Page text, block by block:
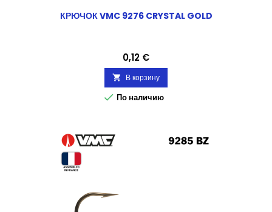
КРЮЧОК VMC 9276 CRYSTAL GOLD
Цена
0,12 €
 В корзину
 По наличию